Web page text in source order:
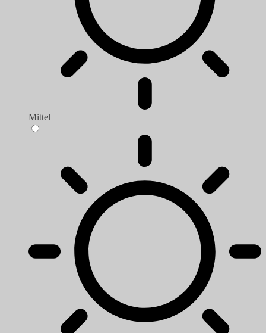
Mittel